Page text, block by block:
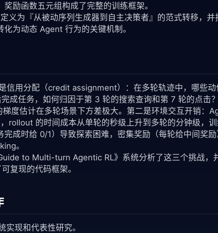
励函数五元组构成了完整的训练框架。
义为『从被动序列生成器到自主决策者』的范式转移，并
为动态 Agent 行为的关键机制。
信用分配（credit assignment）：在多轮轨迹中，哪些
成任务，如何归因于第 3 轮的搜索查询和第 7 轮的点击？
梯度估计在多轮场景下方差极大。第二是环境交互开销：
rollout 的时间成本从单轮的秒级上升到多轮的分钟级，训
成时给 0/1）导致探索困难，密集奖励（每轮给中间奖
。
to Multi-turn Agentic RL》系统分析了这三个挑战，
复现的代码框架。
现和代表性研究。